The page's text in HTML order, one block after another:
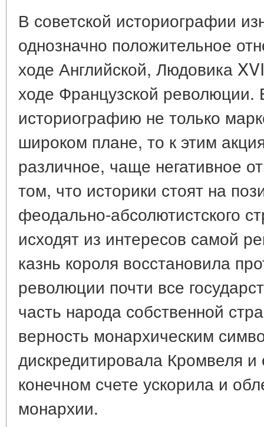
В советской историографии
однозначно положительное
ходе Английской, Людовика
ходе Французской революции.
историографию не только
широком плане, то к этим
различное, чаще негативное
том, что историки стоят на
феодально-абсолютистского
исходят из интересов самой
казнь короля восстановила
революции почти все
часть народа собственной
верность монархическим
дискредитировала Кромвеля и
конечном счете ускорила и
монархии.